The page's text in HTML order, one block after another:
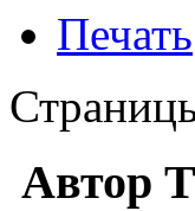
Печать
Автор